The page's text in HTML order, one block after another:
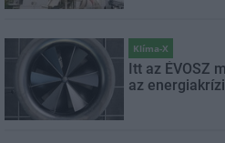
Klíma-X
Itt az ÉVOSZ
az